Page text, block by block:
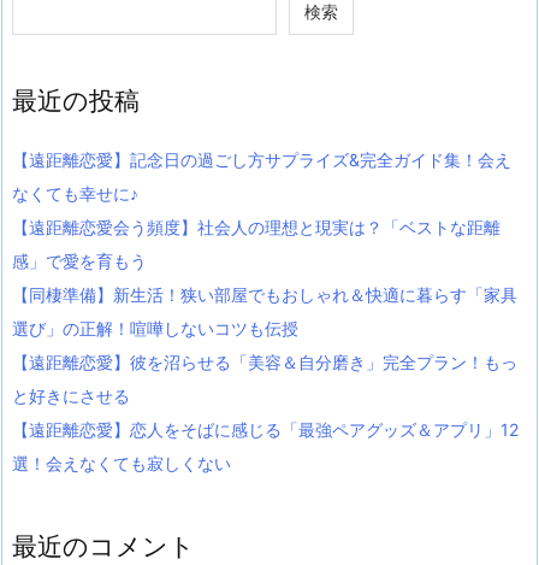
検索
最近の投稿
【遠距離恋愛】記念日の過ごし方サプライズ&完全ガイド集！会え
なくても幸せに♪
【遠距離恋愛会う頻度】社会人の理想と現実は？「ベストな距離
感」で愛を育もう
【同棲準備】新生活！狭い部屋でもおしゃれ＆快適に暮らす「家具
選び」の正解！喧嘩しないコツも伝授
【遠距離恋愛】彼を沼らせる「美容＆自分磨き」完全プラン！もっ
と好きにさせる
【遠距離恋愛】恋人をそばに感じる「最強ペアグッズ＆アプリ」12
選！会えなくても寂しくない
最近のコメント